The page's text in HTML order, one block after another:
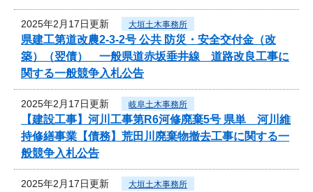
2025年2月17日更新 大垣土木事務所
県建工第道改農2-3-2号 公共 防災・安全交付金（改
築）（翌債） 一般県道赤坂垂井線 道路改良工事に
関する一般競争入札公告
2025年2月17日更新 岐阜土木事務所
【建設工事】河川工事第R6河修廃棄5号 県単 河川維
持修繕事業【債務】荒田川廃棄物撤去工事に関する一
般競争入札公告
2025年2月17日更新 大垣土木事務所